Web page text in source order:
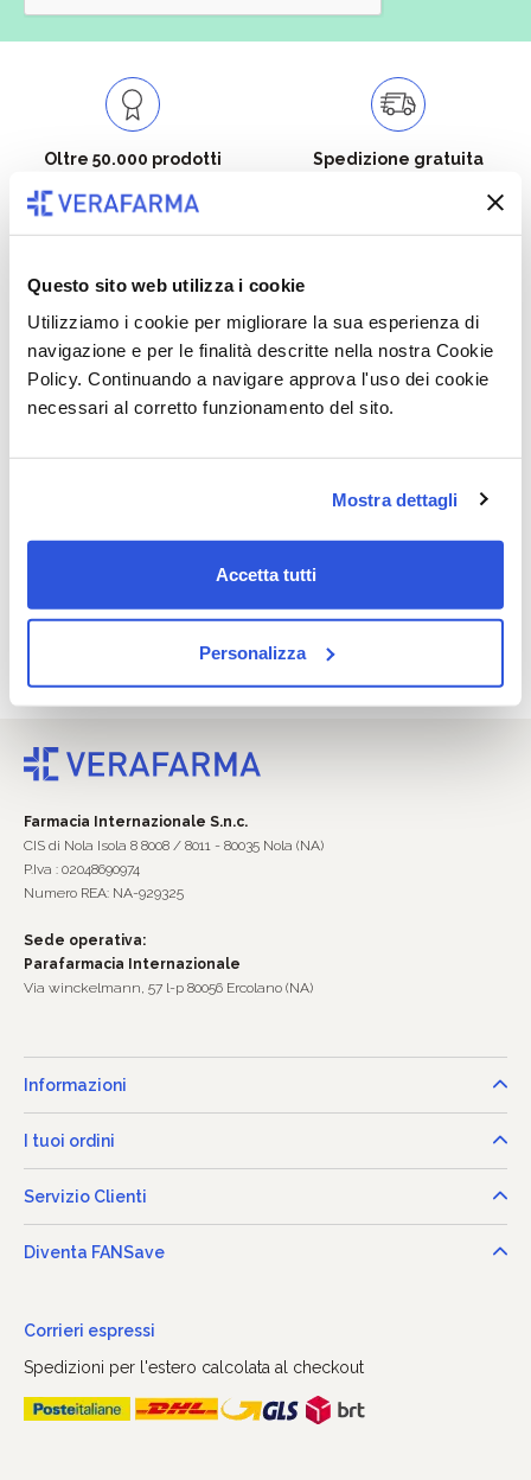
Questo sito web utilizza i cookie
Utilizziamo i cookie per migliorare la sua esperienza di
navigazione e per le finalità descritte nella nostra Cookie
Policy. Continuando a navigare approva l'uso dei cookie
necessari al corretto funzionamento del sito.
Mostra dettagli
Accetta tutti
Personalizza
Oltre 50.000 prodotti
Catalogo prodotti ampio e completo
per soddisfare tutte le esigenze.
Spedizione gratuita
Con un acquisto minimo di 29.90 €
la spedizione la regaliamo noi.
Consegna veloce
Promozioni ogni giorno
Offerte e sconti ogni giorno che fanno bene al tuo portafoglio.
Farmacia Internazionale S.n.c.
CIS di Nola Isola 8 8008 / 8011 - 80035 Nola (NA)
P.Iva : 02048690974
Numero REA: NA-929325
Sede operativa:
Parafarmacia Internazionale
Via winckelmann, 57 l-p 80056 Ercolano (NA)
Informazioni
I tuoi ordini
Servizio Clienti
Diventa FANSave
Corrieri espressi
Spedizioni per l'estero calcolata al checkout